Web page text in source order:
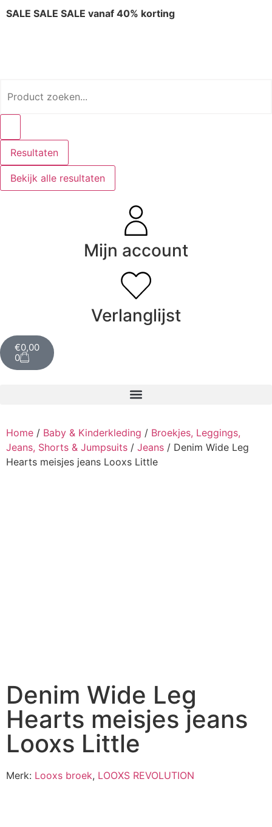
SALE SALE SALE vanaf 40% korting
Resultaten
Bekijk alle resultaten
Mijn account
Verlanglijst
€0,00
0
Home / Baby & Kinderkleding / Broekjes, Leggings,
Jeans, Shorts & Jumpsuits / Jeans / Denim Wide Leg
Hearts meisjes jeans Looxs Little
Denim Wide Leg
Hearts meisjes jeans
Looxs Little
Merk: Looxs broek, LOOXS REVOLUTION